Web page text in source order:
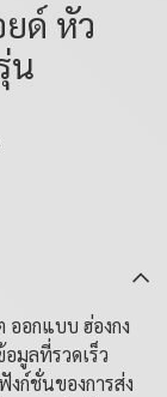
ด์ หัว
น
ออกแบบ ฮ่องกง
มูลที่รวดเร็ว
งก์ชั่นของการส่ง